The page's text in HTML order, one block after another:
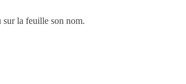
sur la feuille son nom.